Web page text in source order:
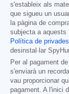
s'estableix als
que sigueu un
la pàgina de
subjecta a aquests
Política de
desinstal·lar
Per al pagament
s'enviarà un
vau proporcionar
pagament. A l'inici